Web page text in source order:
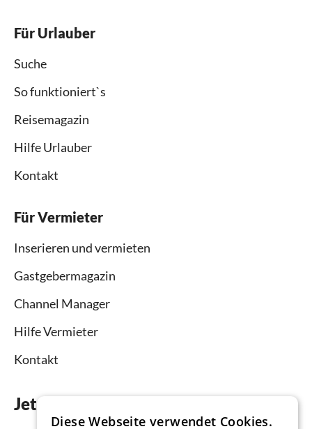
Für Urlauber
Suche
So funktioniert`s
Reisemagazin
Hilfe Urlauber
Kontakt
Für Vermieter
Inserieren und vermieten
Gastgebermagazin
Channel Manager
Hilfe Vermieter
Kontakt
Jetzt die App downloaden
Diese Webseite verwendet Cookies.